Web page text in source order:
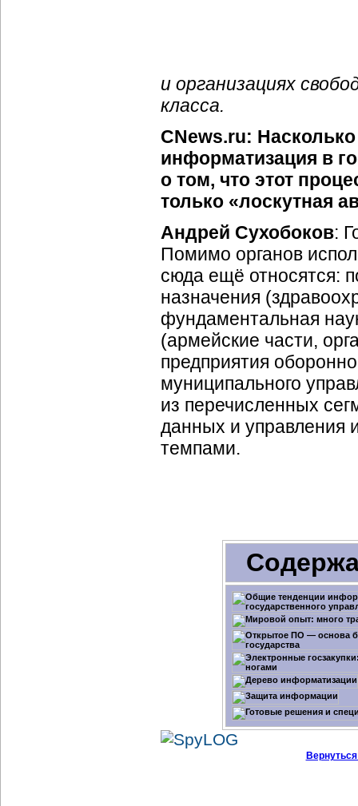
и организациях
класса.
CNews.ru:
информатизация в
о том, что этот
только «лоскутная
Андрей Сухобоков:
Помимо органов
сюда ещё относятся:
назначения
фундаментальная
(армейские части,
предприятия
муниципального
из перечисленных
данных и управления
темпами.